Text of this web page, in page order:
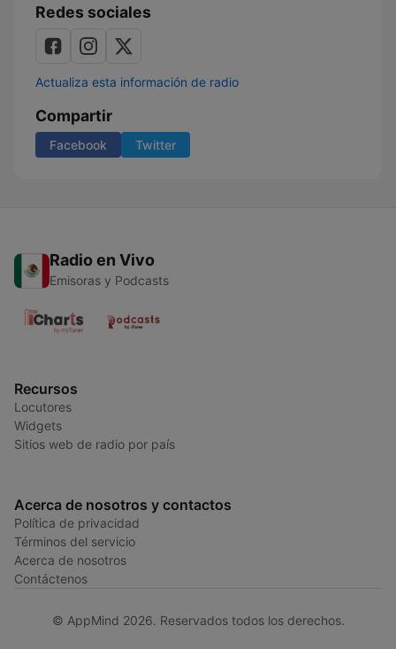
Redes sociales
Actualiza esta información de radio
Compartir
Facebook Twitter
Radio en Vivo
Emisoras y Podcasts
Recursos
Locutores
Widgets
Sitios web de radio por país
Acerca de nosotros y contactos
Política de privacidad
Términos del servicio
Acerca de nosotros
Contáctenos
© AppMind 2026. Reservados todos los derechos.